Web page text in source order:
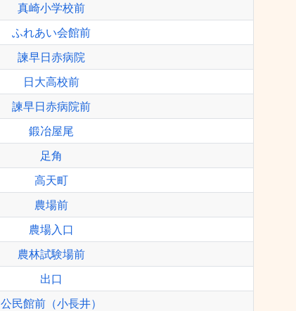
真崎小学校前
ふれあい会館前
諫早日赤病院
日大高校前
諫早日赤病院前
鍛冶屋尾
足角
高天町
農場前
農場入口
農林試験場前
出口
公民館前（小長井）